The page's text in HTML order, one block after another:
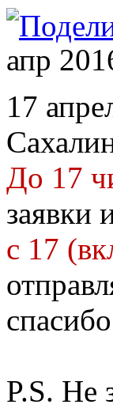
апр
17
До 17
заявки
с 17
P.S. Не